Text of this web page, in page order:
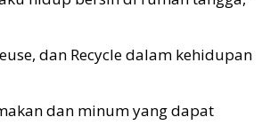
dan Recycle dalam kehidupan
dan minum yang dapat